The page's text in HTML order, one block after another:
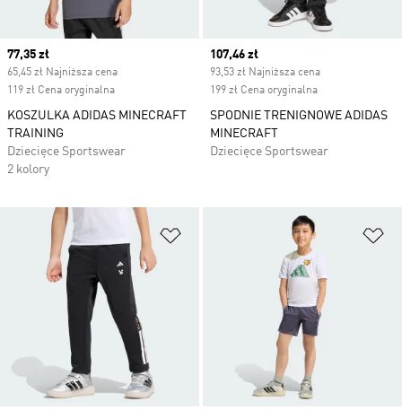
Current price
77,35 zł
65,45 zł Najniższa cena
119 zł Cena oryginalna
KOSZULKA ADIDAS MINECRAFT
TRAINING
Dziecięce Sportswear
2 kolory
Current price
107,46 zł
93,53 zł Najniższa cena
199 zł Cena oryginalna
SPODNIE TRENIGNOWE ADIDAS
MINECRAFT
Dziecięce Sportswear
Dodaj do listy życzeń